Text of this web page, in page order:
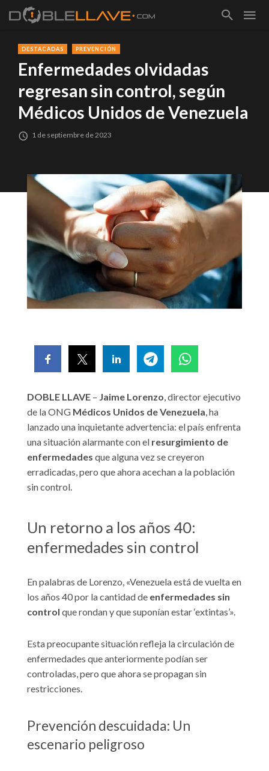
DESTACADAS PREVENCIÓN
Enfermedades olvidadas
regresan sin control, según
Médicos Unidos de Venezuela
1 de septiembre de 2023
DOBLE LLAVE – Jaime Lorenzo, director ejecutivo
de la ONG Médicos Unidos de Venezuela, ha
lanzado una inquietante advertencia: el país enfrenta
una situación alarmante con el resurgimiento de
enfermedades que alguna vez se creyeron
erradicadas, pero que ahora acechan a la población
sin control.
Un retorno a los años 40:
enfermedades sin control
En palabras de Lorenzo, «Venezuela está de vuelta en
los años 40 por la cantidad de enfermedades sin
control que rondan y que suponían estar ‘extintas’».
Esta preocupante situación refleja la circulación de
enfermedades que anteriormente podían ser
controladas, pero que ahora se propagan sin
restricciones.
Prevención descuidada: Un
escenario peligroso